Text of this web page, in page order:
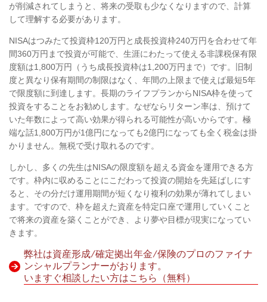
が削減されてしまうと、将来の受取も少なくなりますので、計算
して理解する必要があります。
NISAはつみたて投資枠120万円と成長投資枠240万円を合わせて年
間360万円まで投資が可能で、生涯にわたって使える非課税保有限
度額は1,800万円（うち成長投資枠は1,200万円まで）です。旧制
度と異なり保有期間の制限はなく、年間の上限まで使えば最短5年
で限度額に到達します。長期のライフプランからNISA枠を使って
投資をすることをお勧めします。なぜならリターン率は、預けて
いた年数によって高い効果が得られる可能性が高いからです。極
端な話1,800万円が1億円になっても2億円になっても全く税金は掛
かりません。無税で受け取れるのです。
しかし、多くの先生はNISAの限度額を超える資金を運用できる方
です。枠内に収めることにこだわって投資の開始を先延ばしにす
ると、その分だけ運用期間が短くなり複利の効果が薄れてしまい
ます。ですので、枠を超えた資産を特定口座で運用していくこと
で将来の資産を築くことができ、より夢や目標が現実になってい
きます。
弊社は資産形成/確定拠出年金/保険のプロのファイナ
ンシャルプランナーがおります。
いますぐ相談したい方はこちら（無料）